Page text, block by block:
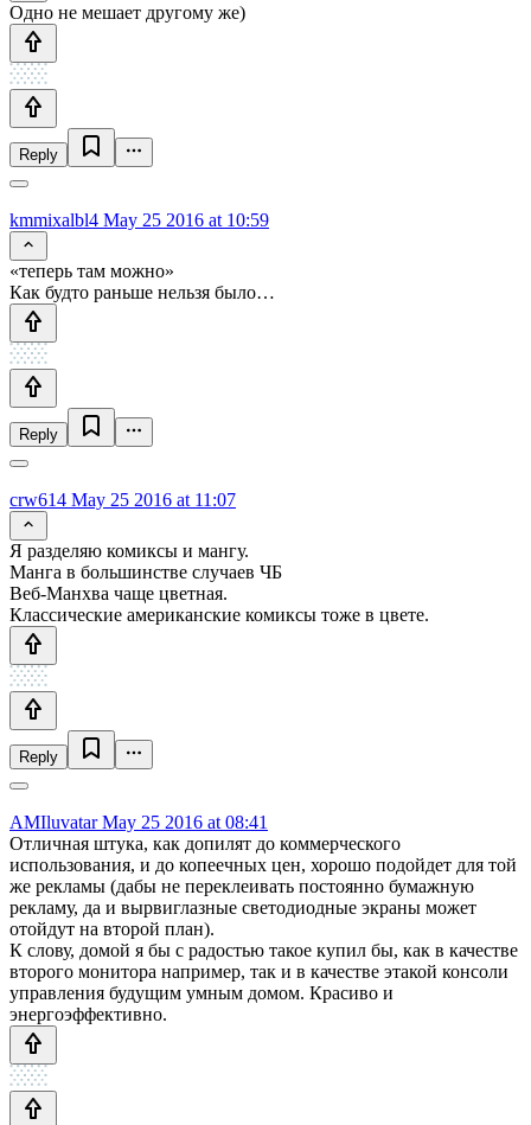
Одно не мешает другому же)
Reply
kmmixalbl4 May 25 2016 at 10:59
«теперь там можно»
Как будто раньше нельзя было…
Reply
crw614 May 25 2016 at 11:07
Я разделяю комиксы и мангу.
Манга в большинстве случаев ЧБ
Веб-Манхва чаще цветная.
Классические американские комиксы тоже в цвете.
Reply
AMIluvatarMay 25 2016 at 08:41
Отличная штука, как допилят до коммерческого
использования, и до копеечных цен, хорошо подойдет для той
же рекламы (дабы не переклеивать постоянно бумажную
рекламу, да и вырвиглазные светодиодные экраны может
отойдут на второй план).
К слову, домой я бы с радостью такое купил бы, как в качестве
второго монитора например, так и в качестве этакой консоли
управления будущим умным домом. Красиво и
энергоэффективно.